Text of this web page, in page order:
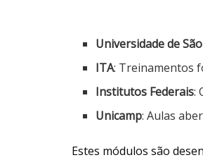
Universidade de
ITA: Treinamentos
Institutos Federais:
Unicamp: Aulas
Estes módulos são